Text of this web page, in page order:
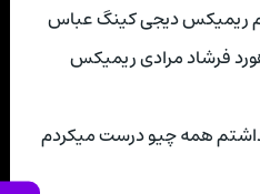
ریمیکس دیجی کینگ عباس
فرشاد مرادی ریمیکس
همه چیو درست میکردم